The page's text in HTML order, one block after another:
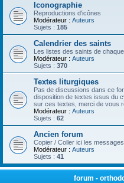
Iconographie
Reproductions d'icônes
Modérateur : Auteurs
Sujets : 185
Calendrier des saints
Les listes des saints de
Modérateur : Auteurs
Sujets : 370
Textes liturgiques
Pas de discussions dans ce
disposition de textes issus du
sur ces textes, merci de vous
Modérateur : Auteurs
Sujets : 62
Ancien forum
Copier / Coller ici les
Modérateur : Auteurs
Sujets : 41
forum -